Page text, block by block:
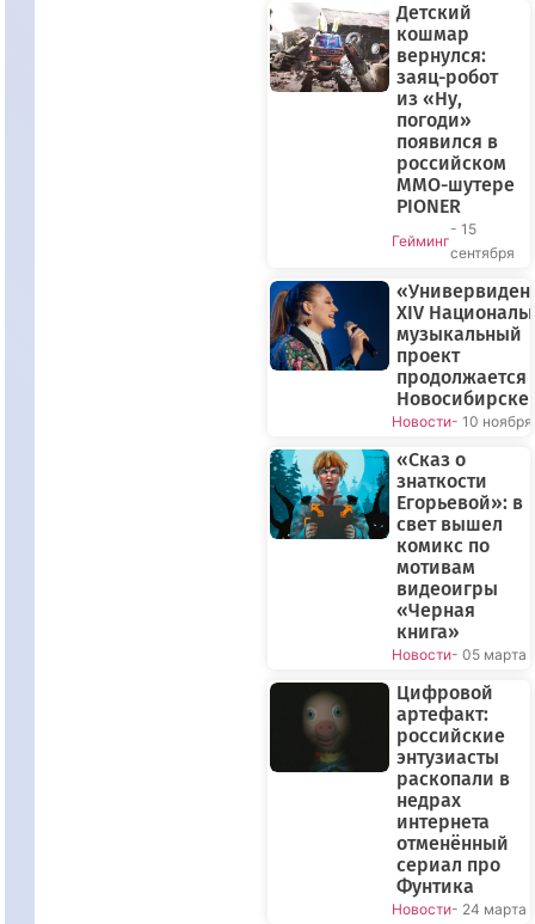
Детский
кошмар
вернулся:
заяц-робот
из «Ну,
погоди»
появился в
российском
MMO-шутере
PIONER
Гейминг
- 15
сентября
XIV
музыкальный
проект
продолжается
Новосибирске
Новости- 10 ноября
«Сказ о
знаткости
Егорьевой»: в
свет вышел
комикс по
мотивам
видеоигры
«Черная
книга»
Новости- 05 марта
Цифровой
артефакт:
российские
энтузиасты
раскопали в
недрах
интернета
отменённый
сериал про
Фунтика
Новости- 24 марта